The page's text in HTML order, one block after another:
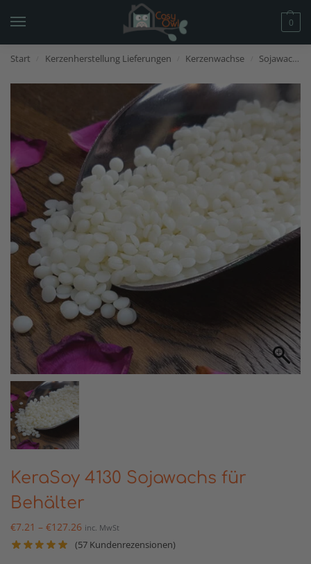
0
Start Kerzenherstellung Lieferungen Kerzenwachse Sojawachs Kaufen
KeraSoy 4130 Sojawachs für
Behälter
€7.21 – €127.26 inc. MwSt
(57 Kundenrezensionen)